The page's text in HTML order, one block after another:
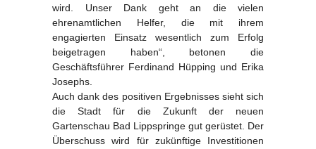
wird. Unser Dank geht an die vielen
ehrenamtlichen Helfer, die mit ihrem
engagierten Einsatz wesentlich zum Erfolg
beigetragen haben“, betonen die
Geschäftsführer Ferdinand Hüpping und Erika
Josephs.
Auch dank des positiven Ergebnisses sieht sich
die Stadt für die Zukunft der neuen
Gartenschau Bad Lippspringe gut gerüstet. Der
Überschuss wird für zukünftige Investitionen